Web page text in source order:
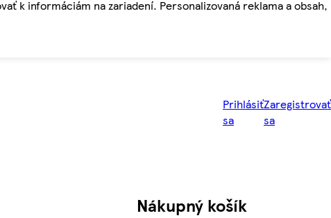
k informáciám na zariadení. Personalizovaná reklama a obsah,
Prihlásiť
sa
Zaregistrovať
sa
Nákupný košík